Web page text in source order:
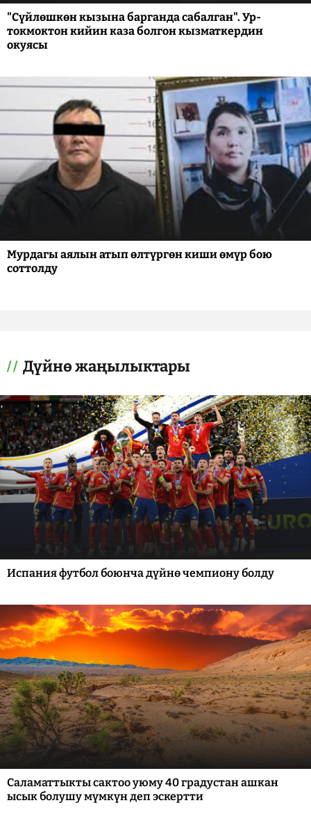
"Сүйлөшкөн кызына барганда сабалган". Ур-
токмоктон кийин каза болгон кызматкердин
окуясы
Мурдагы аялын атып өлтүргөн киши өмүр бою
соттолду
Дүйнө жаңылыктары
Испания футбол боюнча дүйнө чемпиону болду
Саламаттыкты сактоо уюму 40 градустан ашкан
ысык болушу мүмкүн деп эскертти